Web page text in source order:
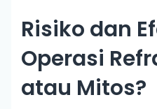
Risiko dan
Operasi
atau Mitos?